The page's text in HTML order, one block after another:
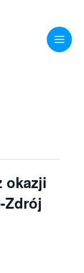
okazji
Zdrój